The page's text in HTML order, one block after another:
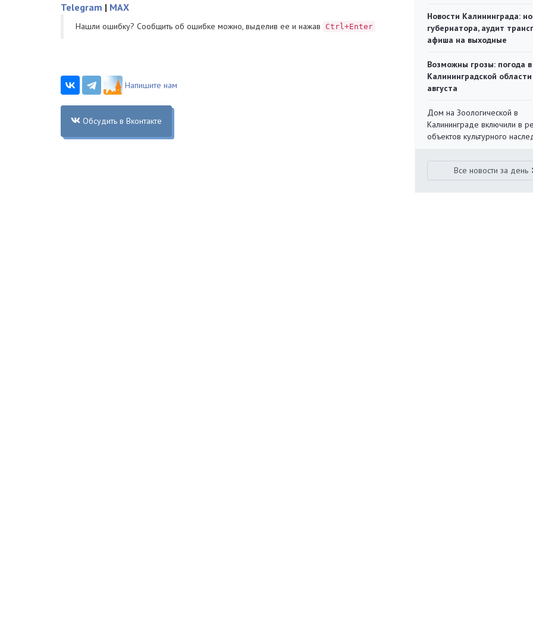
Telegram | MAX
Нашли ошибку? Cообщить об ошибке можно, выделив ее и нажав Ctrl+Enter
Напишите нам
Обсудить в Вконтакте
Новости Калининграда:
губернатора, аудит
афиша на выходные
Возможны грозы: погода в
Калининградской
августа
Дом на Зоологической в
Калининграде включили в
объектов культурного
Все новости за день